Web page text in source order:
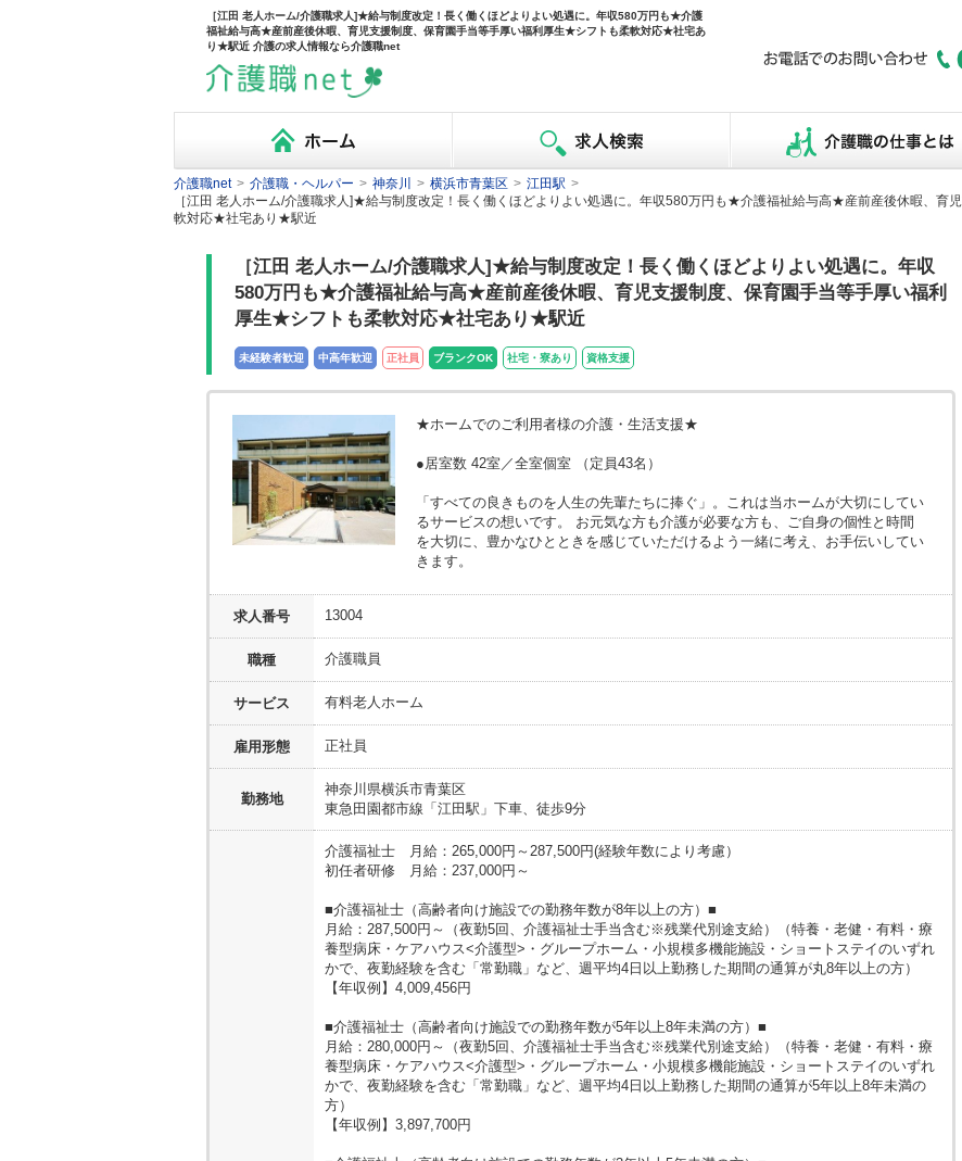
［江田 老人ホーム/介護職求人]★給与制度改定！長く働くほどよりよい処遇に。年収580万円も★介護
福祉給与高★産前産後休暇、育児支援制度、保育園手当等手厚い福利厚生★シフトも柔軟対応★社宅あ
り★駅近 介護の求人情報なら介護職net
介護職net > 介護職・ヘルパー > 神奈川 > 横浜市青葉区 > 江田駅 >
［江田 老人ホーム/介護職求人]★給与制度改定！長く働くほどよりよい処遇に。年収580万円も★介護福祉給与高★産前産後休暇、育
軟対応★社宅あり★駅近
［江田 老人ホーム/介護職求人]★給与制度改定！長く働くほどよりよい処遇に。年収
580万円も★介護福祉給与高★産前産後休暇、育児支援制度、保育園手当等手厚い福利
厚生★シフトも柔軟対応★社宅あり★駅近
未経験者歓迎 中高年歓迎 正社員 ブランクOK 社宅・寮あり 資格支援
★ホームでのご利用者様の介護・生活支援★
●居室数 42室／全室個室 （定員43名）
「すべての良きものを人生の先輩たちに捧ぐ」。これは当ホームが大切にしてい
るサービスの想いです。 お元気な方も介護が必要な方も、ご自身の個性と時間
を大切に、豊かなひとときを感じていただけるよう一緒に考え、お手伝いしてい
きます。
求人番号 13004
職種 介護職員
サービス 有料老人ホーム
雇用形態 正社員
勤務地
神奈川県横浜市青葉区
東急田園都市線「江田駅」下車、徒歩9分
介護福祉士 月給：265,000円～287,500円(経験年数により考慮）
初任者研修 月給：237,000円～
■介護福祉士（高齢者向け施設での勤務年数が8年以上の方）■
月給：287,500円～（夜勤5回、介護福祉士手当含む※残業代別途支給）（特養・老健・有料・療
養型病床・ケアハウス<介護型>・グループホーム・小規模多機能施設・ショートステイのいずれ
かで、夜勤経験を含む「常勤職」など、週平均4日以上勤務した期間の通算が丸8年以上の方）
【年収例】4,009,456円
■介護福祉士（高齢者向け施設での勤務年数が5年以上8年未満の方）■
月給：280,000円～（夜勤5回、介護福祉士手当含む※残業代別途支給）（特養・老健・有料・療
養型病床・ケアハウス<介護型>・グループホーム・小規模多機能施設・ショートステイのいずれ
かで、夜勤経験を含む「常勤職」など、週平均4日以上勤務した期間の通算が5年以上8年未満の
方）
【年収例】3,897,700円